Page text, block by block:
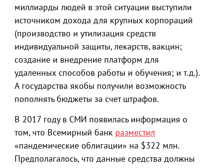
миллиарды людей в этой ситуации выступили
источником дохода для крупных корпораций
(производство и утилизация средств
индивидуальной защиты, лекарств, вакцин;
создание и внедрение платформ для
удаленных способов работы и обучения; и т.д.).
А государства якобы получили возможность
пополнять бюджеты за счет штрафов.
В 2017 году в СМИ появилась информация о
том, что Всемирный банк разместил
«пандемические облигации» на $322 млн.
Предполагалось, что данные средства должны